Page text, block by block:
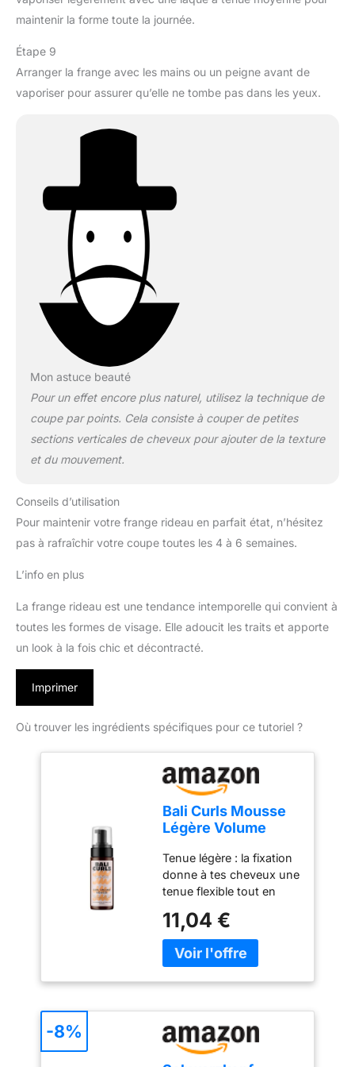
maintenir la forme toute la journée.
Étape 9
Arranger la frange avec les mains ou un peigne avant de
vaporiser pour assurer qu’elle ne tombe pas dans les yeux.
Mon astuce beauté
Pour un effet encore plus naturel, utilisez la technique de
coupe par points. Cela consiste à couper de petites
sections verticales de cheveux pour ajouter de la texture
et du mouvement.
Conseils d’utilisation
Pour maintenir votre frange rideau en parfait état, n’hésitez
pas à rafraîchir votre coupe toutes les 4 à 6 semaines.
L’info en plus
La frange rideau est une tendance intemporelle qui convient à
toutes les formes de visage. Elle adoucit les traits et apporte
un look à la fois chic et décontracté.
Imprimer
Où trouver les ingrédients spécifiques pour ce tutoriel ?
Bali Curls Mousse
Légère Volume
Cheveux
Volumineux Tenue
Extra et Résultats
Durables
Tenue légère : la fixation
donne à tes cheveux une
tenue flexible tout en
naturelle. Enrichie en
protéines, notre mousse
volumisante assure
les ondulations ! Boucles
intenses : notre Mousse
pour cheveux bouclés
permet d'obtenir des
11,04 €
-8%